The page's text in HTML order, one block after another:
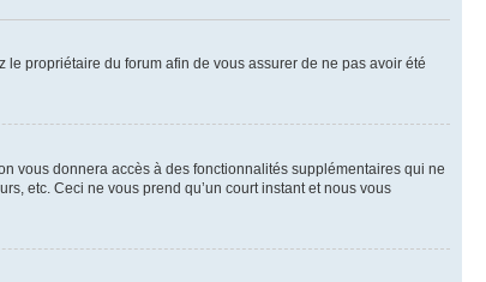
le propriétaire du forum afin de vous assurer de ne pas avoir été
vous donnera accès à des fonctionnalités supplémentaires qui ne
etc. Ceci ne vous prend qu’un court instant et nous vous